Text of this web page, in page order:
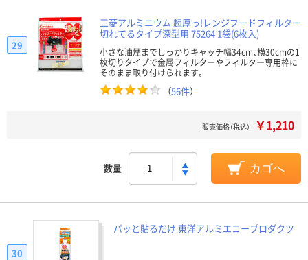
三菱アルミニウム 超厚っ!レンジフードフィルター
切れてるタイプ深型用 75264 1袋(6枚入)
小さな油煙までしっかりキャッチ幅34cm、横30cmの1
枚切りタイプで金属フィルターやフィルター専用枠に
そのまま取り付けられます。
（56件）
29
販売価格（税込） ￥1,210
数量 カゴへ
パッと貼るだけ 東洋アルミエコープロダクツ
30